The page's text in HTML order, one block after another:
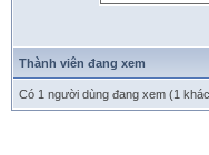
Thành viên đang xem
Có 1 người dùng đang xem (1